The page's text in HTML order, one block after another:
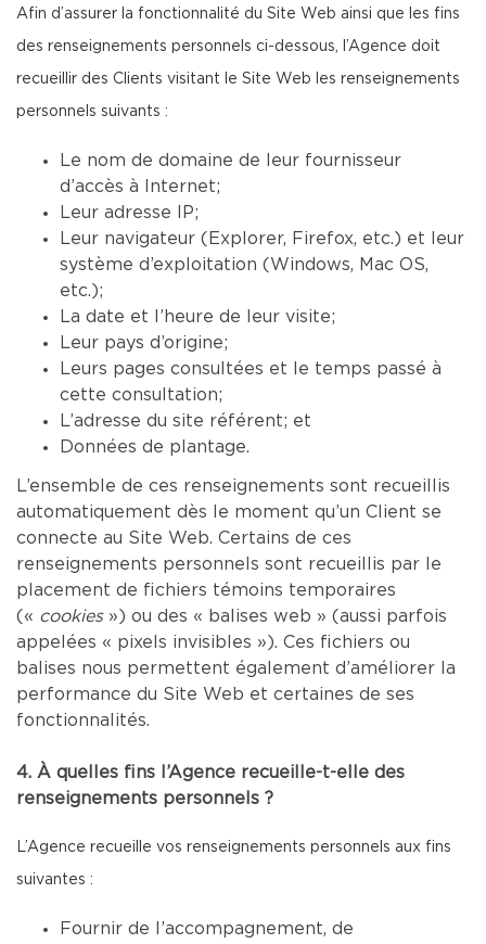
Afin d’assurer la fonctionnalité du Site Web ainsi que les fins
des renseignements personnels ci-dessous, l’Agence doit
recueillir des Clients visitant le Site Web les renseignements
personnels suivants :
Le nom de domaine de leur fournisseur
d’accès à Internet;
Leur adresse IP;
Leur navigateur (Explorer, Firefox, etc.) et leur
système d’exploitation (Windows, Mac OS,
etc.);
La date et l’heure de leur visite;
Leur pays d’origine;
Leurs pages consultées et le temps passé à
cette consultation;
L’adresse du site référent; et
Données de plantage.
L’ensemble de ces renseignements sont recueillis
automatiquement dès le moment qu’un Client se
connecte au Site Web. Certains de ces
renseignements personnels sont recueillis par le
placement de fichiers témoins temporaires
(« cookies») ou des « balises web » (aussi parfois
appelées « pixels invisibles »). Ces fichiers ou
balises nous permettent également d’améliorer la
performance du Site Web et certaines de ses
fonctionnalités.
4. À quelles fins l’Agence recueille-t-elle des
renseignements personnels ?
L’Agence recueille vos renseignements personnels aux fins
suivantes :
Fournir de l’accompagnement, de